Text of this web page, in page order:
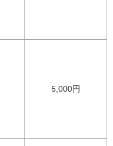
5,000円